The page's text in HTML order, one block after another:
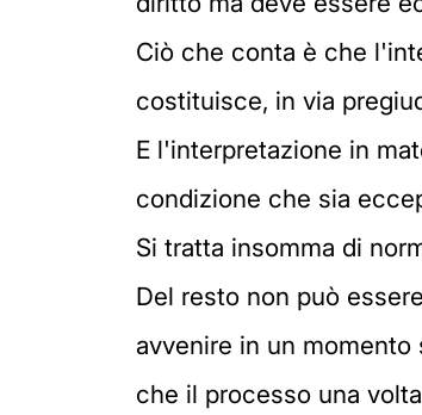
Ciò che conta è che
costituisce, in via
E l'interpretazione in
condizione che sia
Si tratta insomma di
Del resto non può
avvenire in un
che il processo una